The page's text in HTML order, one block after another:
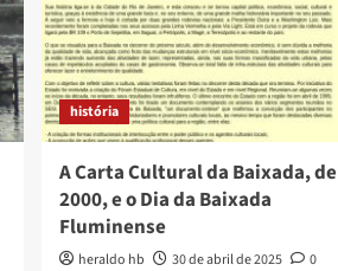
história
A Carta Cultural da Baixada, de
2000, e o Dia da Baixada
Fluminense
heraldo hb 30 de abril de 2025
0